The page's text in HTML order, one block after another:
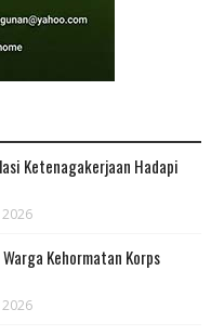
Ketenagakerjaan Hadapi
Kehormatan Korps